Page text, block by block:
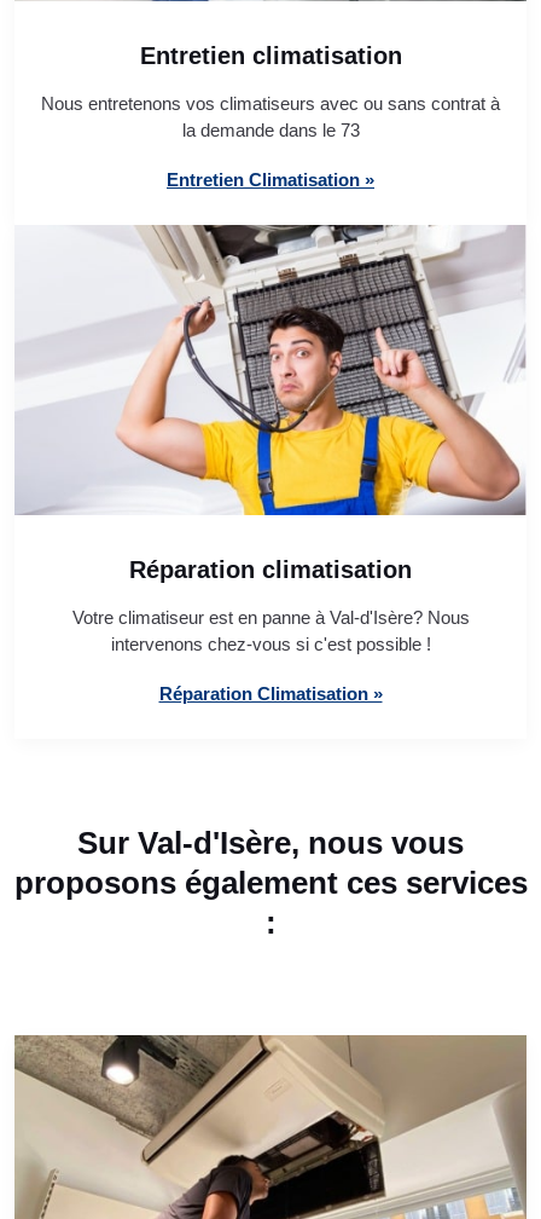
Entretien climatisation
Nous entretenons vos climatiseurs avec ou sans contrat à
la demande dans le 73
Entretien Climatisation »
Réparation climatisation
Votre climatiseur est en panne à Val-d'Isère? Nous
intervenons chez-vous si c'est possible !
Réparation Climatisation »
Sur Val-d'Isère, nous vous
proposons également ces services
: